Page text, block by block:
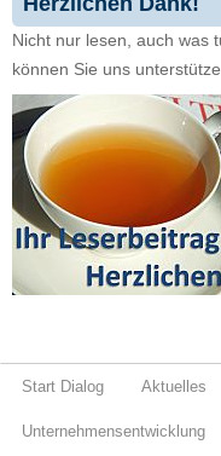
Nicht nur lesen, auch was
können Sie uns
Start Dialog Aktuelles
Unternehmensentwicklung